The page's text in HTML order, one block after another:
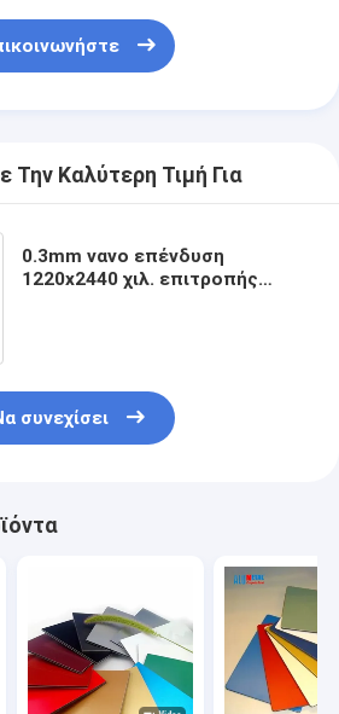
Την Καλύτερη Τιμή Για
0.3mm νανο επένδυση
1220x2440 χιλ. επιτροπής
συνεχίσει